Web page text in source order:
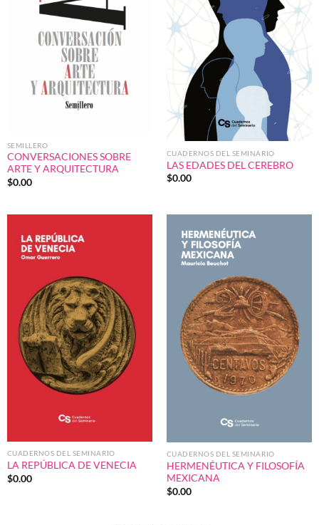
SEMILLERO
CONVERSACIONES SOBRE
ARTE Y ARQUITECTURA
$0.00
CUADERNOS DEL SEMINARIO
LAS EDADES DEL CEREBRO
$0.00
CUADERNOS DEL SEMINARIO
LA REPÚBLICA DE VENECIA
$0.00
CUADERNOS DEL SEMINARIO
HERMENÉUTICA Y FILOSOFÍA
MEXICANA
$0.00